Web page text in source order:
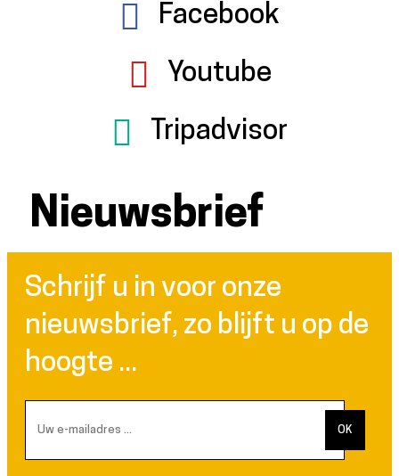
Facebook
Youtube
Tripadvisor
Nieuwsbrief
Schrijf u in voor onze
nieuwsbrief, zo blijft u op de
hoogte ...